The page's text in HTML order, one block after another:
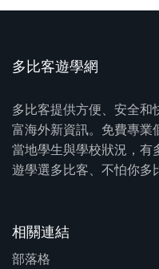
多比客遊學網
多比客提供方便、安全和
富海外新資訊。免費專業
當地學生與學校狀況，有
遊學選多比客、不怕你多
相關連結
部落格